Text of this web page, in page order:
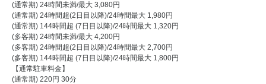
(通常期) 24時間未満/最大 3,080円
(通常期) 24時間超(2日目以降)/24時間最大 1,980円
(通常期) 144時間超 (7日目以降)/24時間最大 1,320円
(多客期) 24時間未満/最大 4,200円
(多客期) 24時間超(2日目以降)/24時間最大 2,700円
(多客期) 144時間超 (7日目以降)/24時間最大 1,800円
【通常駐車料金】
(通常期) 220円 30分